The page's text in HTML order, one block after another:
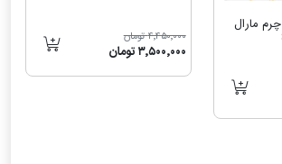
روکش 206 و 207 چرم مارال
۴٬۴۵۰٬۰۰۰ تومان
۳٬۵۰۰٬۰۰۰ تومان